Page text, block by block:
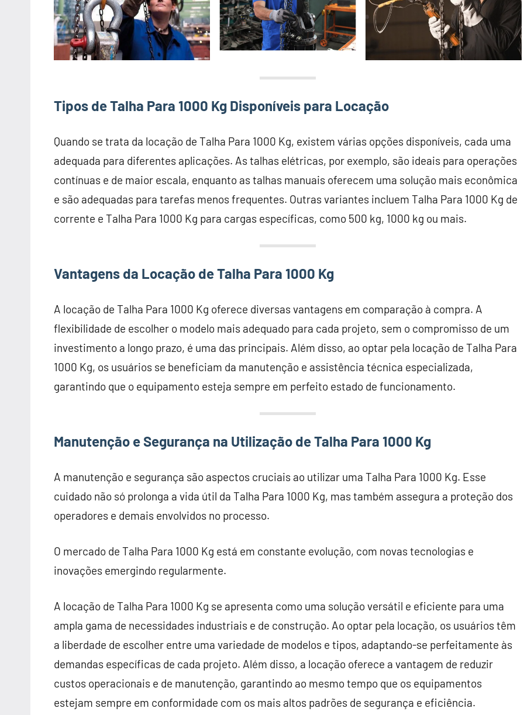
Tipos de Talha Para 1000 Kg Disponíveis para Locação
Quando se trata da locação de Talha Para 1000 Kg, existem várias opções disponíveis, cada uma
adequada para diferentes aplicações. As talhas elétricas, por exemplo, são ideais para operações
contínuas e de maior escala, enquanto as talhas manuais oferecem uma solução mais econômica
e são adequadas para tarefas menos frequentes. Outras variantes incluem Talha Para 1000 Kg de
corrente e Talha Para 1000 Kg para cargas específicas, como 500 kg, 1000 kg ou mais.
Vantagens da Locação de Talha Para 1000 Kg
A locação de Talha Para 1000 Kg oferece diversas vantagens em comparação à compra. A
flexibilidade de escolher o modelo mais adequado para cada projeto, sem o compromisso de um
investimento a longo prazo, é uma das principais. Além disso, ao optar pela locação de Talha Para
1000 Kg, os usuários se beneficiam da manutenção e assistência técnica especializada,
garantindo que o equipamento esteja sempre em perfeito estado de funcionamento.
Manutenção e Segurança na Utilização de Talha Para 1000 Kg
A manutenção e segurança são aspectos cruciais ao utilizar uma Talha Para 1000 Kg. Esse
cuidado não só prolonga a vida útil da Talha Para 1000 Kg, mas também assegura a proteção dos
operadores e demais envolvidos no processo.
O mercado de Talha Para 1000 Kg está em constante evolução, com novas tecnologias e
inovações emergindo regularmente.
A locação de Talha Para 1000 Kg se apresenta como uma solução versátil e eficiente para uma
ampla gama de necessidades industriais e de construção. Ao optar pela locação, os usuários têm
a liberdade de escolher entre uma variedade de modelos e tipos, adaptando-se perfeitamente às
demandas específicas de cada projeto. Além disso, a locação oferece a vantagem de reduzir
custos operacionais e de manutenção, garantindo ao mesmo tempo que os equipamentos
estejam sempre em conformidade com os mais altos padrões de segurança e eficiência.